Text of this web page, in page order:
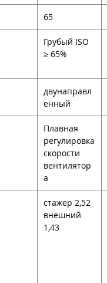
65
Грубый ISO
≥ 65%
двунаправл
енный
Плавная
регулировка
скорости
вентилятор
а
стажер 2,52
внешний
1,43